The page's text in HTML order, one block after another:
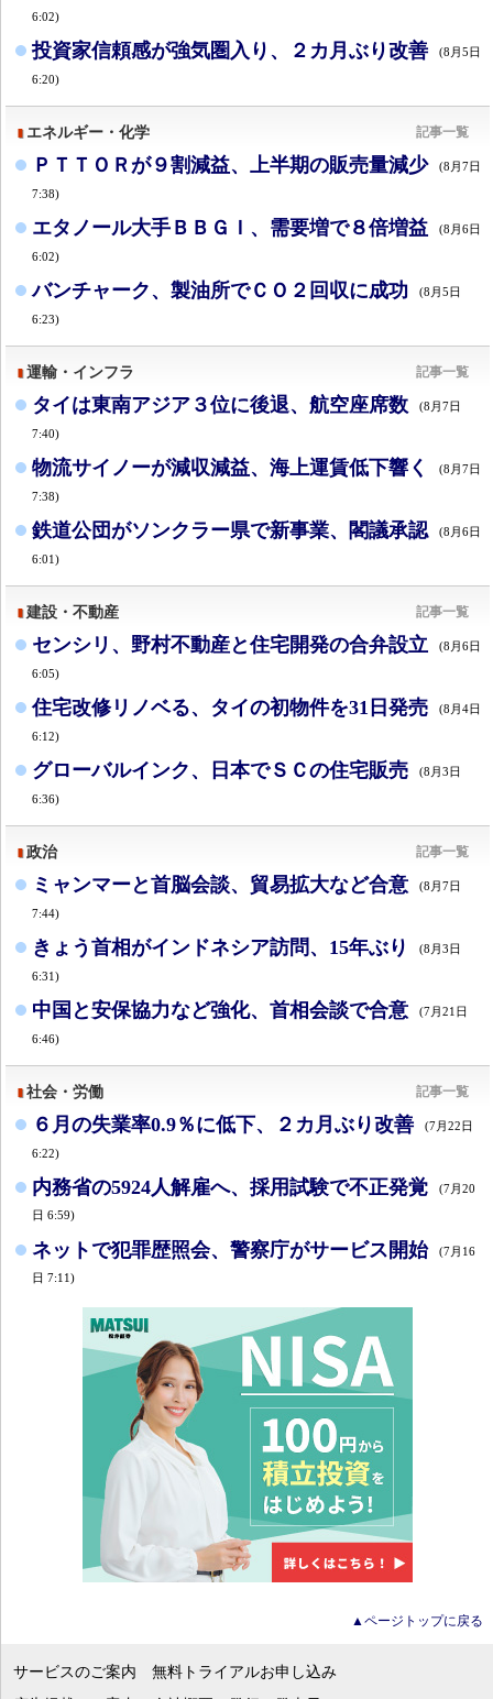
6:02)
投資家信頼感が強気圏入り、２カ月ぶり改善 (8月5日
6:20)
エネルギー・化学 記事一覧
ＰＴＴＯＲが９割減益、上半期の販売量減少 (8月7日
7:38)
エタノール大手ＢＢＧＩ、需要増で８倍増益 (8月6日
6:02)
バンチャーク、製油所でＣＯ２回収に成功 (8月5日
6:23)
運輸・インフラ 記事一覧
タイは東南アジア３位に後退、航空座席数 (8月7日
7:40)
物流サイノーが減収減益、海上運賃低下響く (8月7日
7:38)
鉄道公団がソンクラー県で新事業、閣議承認 (8月6日
6:01)
建設・不動産 記事一覧
センシリ、野村不動産と住宅開発の合弁設立 (8月6日
6:05)
住宅改修リノベる、タイの初物件を31日発売 (8月4日
6:12)
グローバルインク、日本でＳＣの住宅販売 (8月3日
6:36)
政治 記事一覧
ミャンマーと首脳会談、貿易拡大など合意 (8月7日
7:44)
きょう首相がインドネシア訪問、15年ぶり (8月3日
6:31)
中国と安保協力など強化、首相会談で合意 (7月21日
6:46)
社会・労働 記事一覧
６月の失業率0.9％に低下、２カ月ぶり改善 (7月22日
6:22)
内務省の5924人解雇へ、採用試験で不正発覚
(7月20
日 6:59)
ネットで犯罪歴照会、警察庁がサービス開始
(7月16
日 7:11)
▲ページトップに戻る
サービスのご案内
無料トライアルお申し込み